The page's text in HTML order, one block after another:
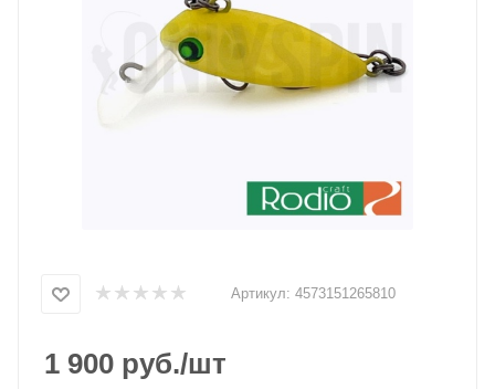
Артикул: 4573151265810
1 900 руб./шт